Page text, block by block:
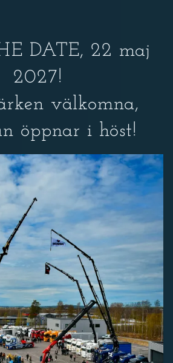
DATE, 22 maj
2027!
välkomna,
öppnar i höst!